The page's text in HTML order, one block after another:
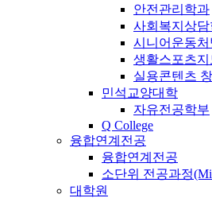
안전관리학과
사회복지상
시니어운동
생활스포츠
실용콘텐츠
민석교양대학
자유전공학부
Q College
융합연계전공
융합연계전공
소단위 전공과정
대학원